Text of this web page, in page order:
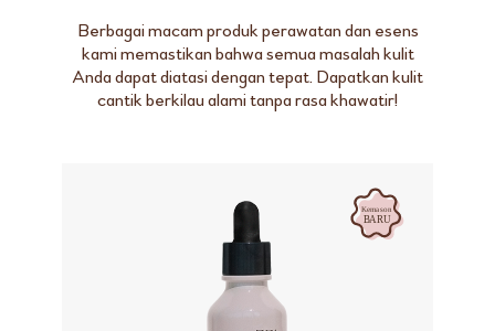
Berbagai macam produk perawatan dan esens
kami memastikan bahwa semua masalah kulit
Anda dapat diatasi dengan tepat. Dapatkan kulit
cantik berkilau alami tanpa rasa khawatir!